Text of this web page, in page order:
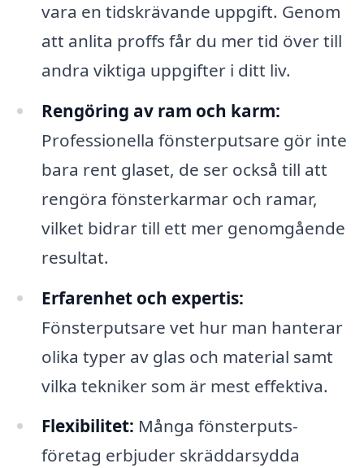
vara en tidskrävande uppgift. Genom
att anlita proffs får du mer tid över till
andra viktiga uppgifter i ditt liv.
Rengöring av ram och karm:
Professionella fönsterputsare gör inte
bara rent glaset, de ser också till att
rengöra fönsterkarmar och ramar,
vilket bidrar till ett mer genomgående
resultat.
Erfarenhet och expertis:
Fönsterputsare vet hur man hanterar
olika typer av glas och material samt
vilka tekniker som är mest effektiva.
Flexibilitet: Många fönsterputs-
företag erbjuder skräddarsydda